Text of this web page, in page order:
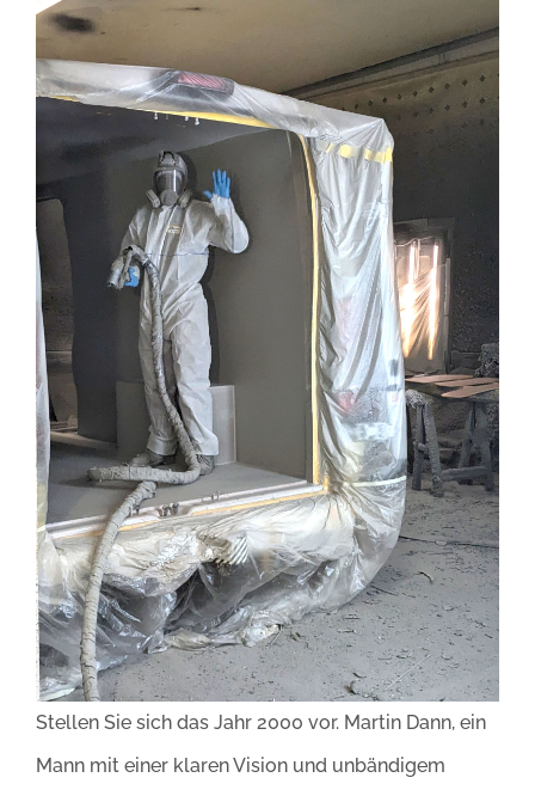
Stellen Sie sich das Jahr 2000 vor. Martin Dann, ein
Mann mit einer klaren Vision und unbändigem